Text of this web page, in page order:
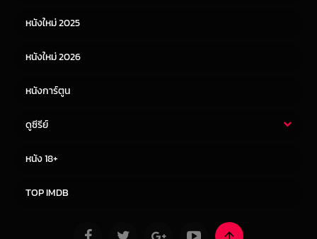
หนังจีน
หนังใหม่ 2025
หนังใหม่ 2026
หนังการ์ตูน
ดูซีรีย์
หนัง 18+
TOP IMDB